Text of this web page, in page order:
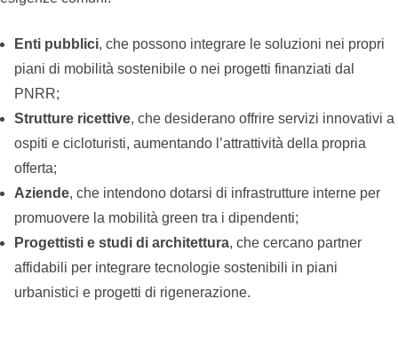
Enti pubblici, che possono integrare le soluzioni nei propri
piani di mobilità sostenibile o nei progetti finanziati dal
PNRR;
Strutture ricettive, che desiderano offrire servizi innovativi a
ospiti e cicloturisti, aumentando l’attrattività della propria
offerta;
Aziende, che intendono dotarsi di infrastrutture interne per
promuovere la mobilità green tra i dipendenti;
Progettisti e studi di architettura, che cercano partner
affidabili per integrare tecnologie sostenibili in piani
urbanistici e progetti di rigenerazione.